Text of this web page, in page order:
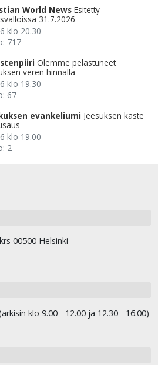
World News Esitetty
31.7.2026
klo 20.30
717
Olemme pelastuneet
veren hinnalla
klo 19.30
67
evankeliumi Jeesuksen kaste
klo 19.00
2
00500 Helsinki
klo 9.00 - 12.00 ja 12.30 - 16.00)